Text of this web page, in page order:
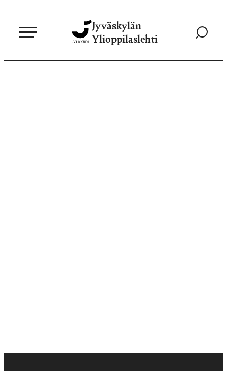
sisältöön
Jyväskylän
Ylioppilaslehti
Siirry